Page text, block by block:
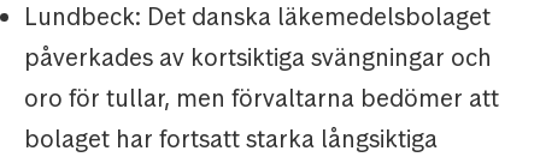
Lundbeck: Det danska läkemedelsbolaget
påverkades av kortsiktiga svängningar och
oro för tullar, men förvaltarna bedömer att
bolaget har fortsatt starka långsiktiga